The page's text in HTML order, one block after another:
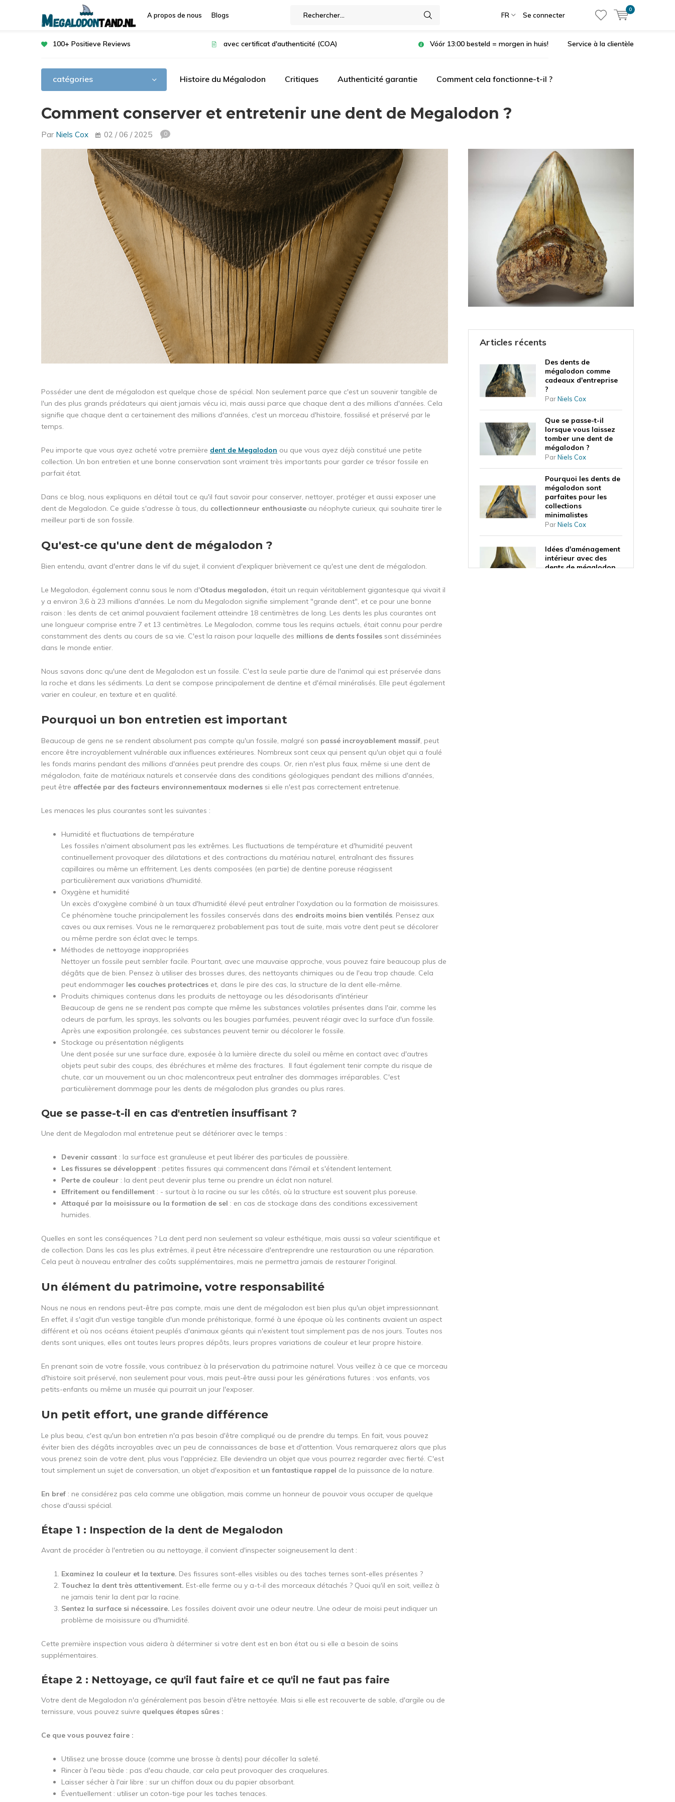
A propos de nous Blogs FR Se connecter
0
100+ Positieve Reviews avec certificat d'authenticité (COA) Vóór 13:00 besteld = morgen in huis! Service à la clientèle
catégories Histoire du Mégalodon Critiques Authenticité garantie Comment cela fonctionne-t-il ?
Comment conserver et entretenir une dent de Megalodon ?
Par Niels Cox 02 / 06 / 2025 0
Posséder une dent de mégalodon est quelque chose de spécial. Non seulement parce que c'est un souvenir tangible de
l'un des plus grands prédateurs qui aient jamais vécu ici, mais aussi parce que chaque dent a des millions d'années. Cela
signifie que chaque dent a certainement des millions d'années, c'est un morceau d'histoire, fossilisé et préservé par le
temps.
Peu importe que vous ayez acheté votre première dent de Megalodon ou que vous ayez déjà constitué une petite
collection. Un bon entretien et une bonne conservation sont vraiment très importants pour garder ce trésor fossile en
parfait état.
Dans ce blog, nous expliquons en détail tout ce qu'il faut savoir pour conserver, nettoyer, protéger et aussi exposer une
dent de Megalodon. Ce guide s'adresse à tous, du collectionneur enthousiaste au néophyte curieux, qui souhaite tirer le
meilleur parti de son fossile.
Qu'est-ce qu'une dent de mégalodon ?
Bien entendu, avant d'entrer dans le vif du sujet, il convient d'expliquer brièvement ce qu'est une dent de mégalodon.
Le Megalodon, également connu sous le nom d'Otodus megalodon, était un requin véritablement gigantesque qui vivait il
y a environ 3,6 à 23 millions d'années. Le nom du Megalodon signifie simplement "grande dent", et ce pour une bonne
raison : les dents de cet animal pouvaient facilement atteindre 18 centimètres de long. Les dents les plus courantes ont
une longueur comprise entre 7 et 13 centimètres. Le Megalodon, comme tous les requins actuels, était connu pour perdre
constamment des dents au cours de sa vie. C'est la raison pour laquelle des millions de dents fossiles sont disséminées
dans le monde entier.
Nous savons donc qu'une dent de Megalodon est un fossile. C'est la seule partie dure de l'animal qui est préservée dans
la roche et dans les sédiments. La dent se compose principalement de dentine et d'émail minéralisés. Elle peut également
varier en couleur, en texture et en qualité.
Pourquoi un bon entretien est important
Beaucoup de gens ne se rendent absolument pas compte qu'un fossile, malgré son passé incroyablement massif, peut
encore être incroyablement vulnérable aux influences extérieures. Nombreux sont ceux qui pensent qu'un objet qui a foulé
les fonds marins pendant des millions d'années peut prendre des coups. Or, rien n'est plus faux, même si une dent de
mégalodon, faite de matériaux naturels et conservée dans des conditions géologiques pendant des millions d'années,
peut être affectée par des facteurs environnementaux modernes si elle n'est pas correctement entretenue.
Les menaces les plus courantes sont les suivantes :
Humidité et fluctuations de température
Les fossiles n'aiment absolument pas les extrêmes. Les fluctuations de température et d'humidité peuvent
continuellement provoquer des dilatations et des contractions du matériau naturel, entraînant des fissures
capillaires ou même un effritement. Les dents composées (en partie) de dentine poreuse réagissent
particulièrement aux variations d'humidité.
Oxygène et humidité
Un excès d'oxygène combiné à un taux d'humidité élevé peut entraîner l'oxydation ou la formation de moisissures.
Ce phénomène touche principalement les fossiles conservés dans des endroits moins bien ventilés. Pensez aux
caves ou aux remises. Vous ne le remarquerez probablement pas tout de suite, mais votre dent peut se décolorer
ou même perdre son éclat avec le temps.
Méthodes de nettoyage inappropriées
Nettoyer un fossile peut sembler facile. Pourtant, avec une mauvaise approche, vous pouvez faire beaucoup plus de
dégâts que de bien. Pensez à utiliser des brosses dures, des nettoyants chimiques ou de l'eau trop chaude. Cela
peut endommager les couches protectrices et, dans le pire des cas, la structure de la dent elle-même.
Produits chimiques contenus dans les produits de nettoyage ou les désodorisants d'intérieur
Beaucoup de gens ne se rendent pas compte que même les substances volatiles présentes dans l'air, comme les
odeurs de parfum, les sprays, les solvants ou les bougies parfumées, peuvent réagir avec la surface d'un fossile.
Après une exposition prolongée, ces substances peuvent ternir ou décolorer le fossile.
Stockage ou présentation négligents
Une dent posée sur une surface dure, exposée à la lumière directe du soleil ou même en contact avec d'autres
objets peut subir des coups, des ébréchures et même des fractures. Il faut également tenir compte du risque de
chute, car un mouvement ou un choc malencontreux peut entraîner des dommages irréparables. C'est
particulièrement dommage pour les dents de mégalodon plus grandes ou plus rares.
Que se passe-t-il en cas d'entretien insuffisant ?
Une dent de Megalodon mal entretenue peut se détériorer avec le temps :
Devenir cassant : la surface est granuleuse et peut libérer des particules de poussière.
Les fissures se développent : petites fissures qui commencent dans l'émail et s'étendent lentement.
Perte de couleur : la dent peut devenir plus terne ou prendre un éclat non naturel.
Effritement ou fendillement : - surtout à la racine ou sur les côtés, où la structure est souvent plus poreuse.
Attaqué par la moisissure ou la formation de sel : en cas de stockage dans des conditions excessivement
humides.
Quelles en sont les conséquences ? La dent perd non seulement sa valeur esthétique, mais aussi sa valeur scientifique et
de collection. Dans les cas les plus extrêmes, il peut être nécessaire d'entreprendre une restauration ou une réparation.
Cela peut à nouveau entraîner des coûts supplémentaires, mais ne permettra jamais de restaurer l'original.
Un élément du patrimoine, votre responsabilité
Nous ne nous en rendons peut-être pas compte, mais une dent de mégalodon est bien plus qu'un objet impressionnant.
En effet, il s'agit d'un vestige tangible d'un monde préhistorique, formé à une époque où les continents avaient un aspect
différent et où nos océans étaient peuplés d'animaux géants qui n'existent tout simplement pas de nos jours. Toutes nos
dents sont uniques, elles ont toutes leurs propres dépôts, leurs propres variations de couleur et leur propre histoire.
En prenant soin de votre fossile, vous contribuez à la préservation du patrimoine naturel. Vous veillez à ce que ce morceau
d'histoire soit préservé, non seulement pour vous, mais peut-être aussi pour les générations futures : vos enfants, vos
petits-enfants ou même un musée qui pourrait un jour l'exposer.
Un petit effort, une grande différence
Le plus beau, c'est qu'un bon entretien n'a pas besoin d'être compliqué ou de prendre du temps. En fait, vous pouvez
éviter bien des dégâts incroyables avec un peu de connaissances de base et d'attention. Vous remarquerez alors que plus
vous prenez soin de votre dent, plus vous l'appréciez. Elle deviendra un objet que vous pourrez regarder avec fierté. C'est
tout simplement un sujet de conversation, un objet d'exposition et un fantastique rappel de la puissance de la nature.
En bref : ne considérez pas cela comme une obligation, mais comme un honneur de pouvoir vous occuper de quelque
chose d'aussi spécial.
Étape 1 : Inspection de la dent de Megalodon
Avant de procéder à l'entretien ou au nettoyage, il convient d'inspecter soigneusement la dent :
Examinez la couleur et la texture. Des fissures sont-elles visibles ou des taches ternes sont-elles présentes ?
Touchez la dent très attentivement. Est-elle ferme ou y a-t-il des morceaux détachés ? Quoi qu'il en soit, veillez à
ne jamais tenir la dent par la racine.
Sentez la surface si nécessaire. Les fossiles doivent avoir une odeur neutre. Une odeur de moisi peut indiquer un
problème de moisissure ou d'humidité.
Cette première inspection vous aidera à déterminer si votre dent est en bon état ou si elle a besoin de soins
supplémentaires.
Étape 2 : Nettoyage, ce qu'il faut faire et ce qu'il ne faut pas faire
Votre dent de Megalodon n'a généralement pas besoin d'être nettoyée. Mais si elle est recouverte de sable, d'argile ou de
ternissure, vous pouvez suivre quelques étapes sûres :
Ce que vous pouvez faire :
Utilisez une brosse douce (comme une brosse à dents) pour décoller la saleté.
Rincer à l'eau tiède : pas d'eau chaude, car cela peut provoquer des craquelures.
Laisser sécher à l'air libre : sur un chiffon doux ou du papier absorbant.
Éventuellement : utiliser un coton-tige pour les taches tenaces.
Articles récents
Des dents de
mégalodon comme
cadeaux d'entreprise
?
ParNiels Cox
Que se passe-t-il
lorsque vous laissez
tomber une dent de
mégalodon ?
ParNiels Cox
Pourquoi les dents de
mégalodon sont
parfaites pour les
collections
minimalistes
ParNiels Cox
Idées d'aménagement
intérieur avec des
dents de mégalodon